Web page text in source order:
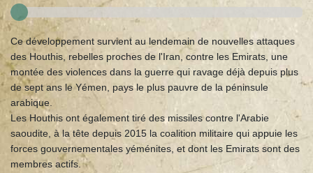
Ce développement survient au lendemain de nouvelles attaques
des Houthis, rebelles proches de l'Iran, contre les Emirats, une
montée des violences dans la guerre qui ravage déjà depuis plus
de sept ans le Yémen, pays le plus pauvre de la péninsule
arabique.
Les Houthis ont également tiré des missiles contre l'Arabie
saoudite, à la tête depuis 2015 la coalition militaire qui appuie les
forces gouvernementales yéménites, et dont les Emirats sont des
membres actifs.